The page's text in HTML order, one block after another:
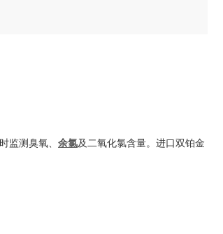
监测臭氧、 余氯及二氧化氯含量。进口双铂金